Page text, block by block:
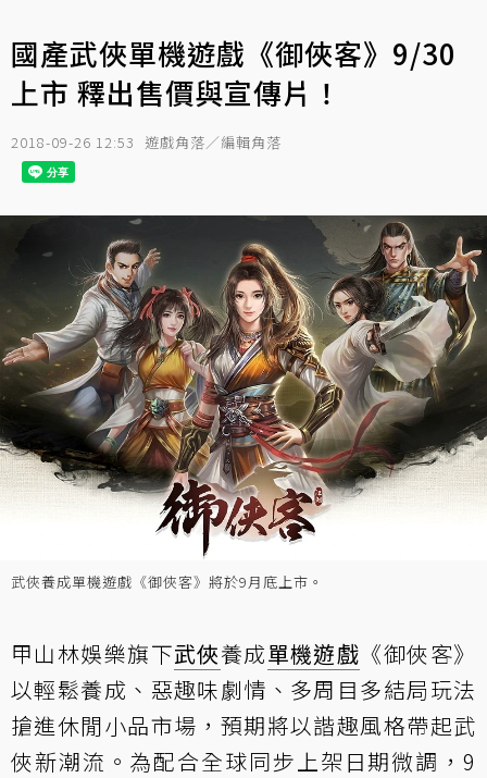
國產武俠單機遊戲《御俠客》9/30
上市 釋出售價與宣傳片！
2018-09-26 12:53 遊戲角落／編輯角落
武俠養成單機遊戲《御俠客》將於9月底上市。
甲山林娛樂旗下武俠養成單機遊戲 《御俠客》
以輕鬆養成、惡趣味劇情、多周目多結局玩法
搶進休閒小品市場，預期將以諧趣風格帶起武
俠新潮流。為配合全球同步上架日期微調，9